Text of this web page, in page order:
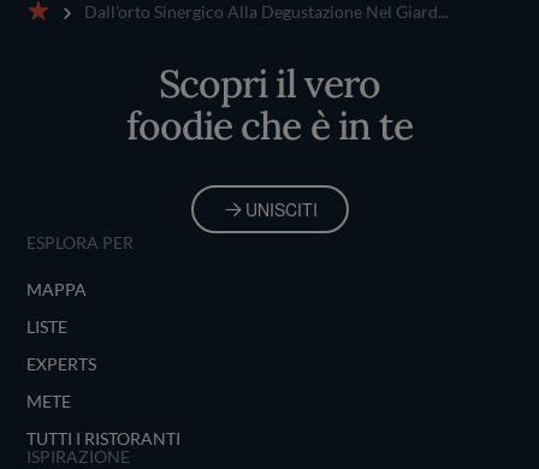
Dall’orto Sinergico Alla Degustazione Nel Giard...
Scopri il vero
foodie che è in te
UNISCITI
ESPLORA PER
MAPPA
LISTE
EXPERTS
METE
TUTTI I RISTORANTI
ISPIRAZIONE